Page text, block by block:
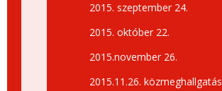
2015. szeptember 24.
2015. október 22.
2015.november 26.
2015.11.26. közmeghallgatás